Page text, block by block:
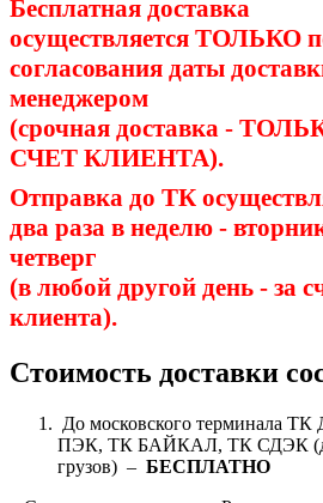
Бесплатная доставка
осуществляется ТОЛЬКО
согласования даты
менеджером
(срочная доставка -
СЧЕТ КЛИЕНТА).
Отправка до ТК
два раза в неделю -
четверг
(в любой другой день - за
клиента).
Стоимость доставки
До московского терминала
ПЭК, ТК БАЙКАЛ, ТК СДЭК
грузов) – БЕСПЛАТНО